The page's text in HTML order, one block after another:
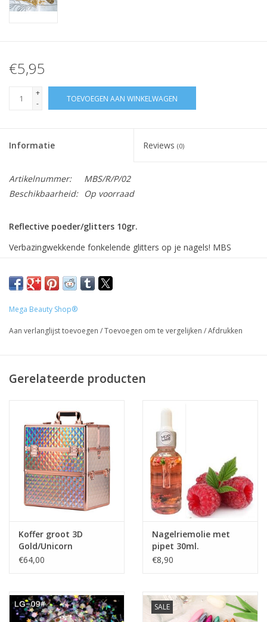
Nail Mist
€5,95
+
-
TOEVOEGEN AAN WINKELWAGEN
Informatie Reviews (0)
Artikelnummer:
MBS/R/P/02
Beschikbaarheid:
Op voorraad
Reflective poeder/glitters 10gr.
Verbazingwekkende fonkelende glitters op je nagels! MBS
intens licht. Ideaal voor een unieke feestlook.
mengen. Ook is het mogelijk om de glitter te strooien in de
plaklaag van elke gewenste kleur.
Mega Beauty Shop®
Aan verlanglijst toevoegen /Toevoegen om te vergelijken /Afdrukken
Gerelateerde producten
Koffer groot 3D
Gold/Unicorn
€64,00
Nagelriemolie met
pipet 30ml.
(frambozen)
€8,90
SALE